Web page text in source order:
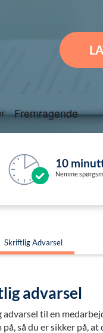
10
Nemme
Skriftlig Advarsel
advarsel
til en
så du er sikker på,